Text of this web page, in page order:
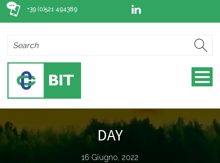
+39 (0)521 494389
DAY
16 Giugno, 2022